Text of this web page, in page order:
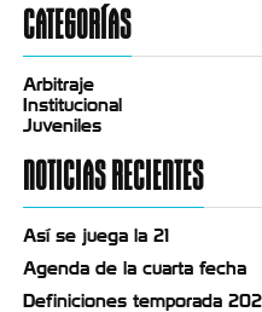
CATEGORÍAS
Arbitraje
Institucional
Juveniles
NOTICIAS RECIENTES
Así se juega la 21
Agenda de la cuarta fecha
Definiciones temporada